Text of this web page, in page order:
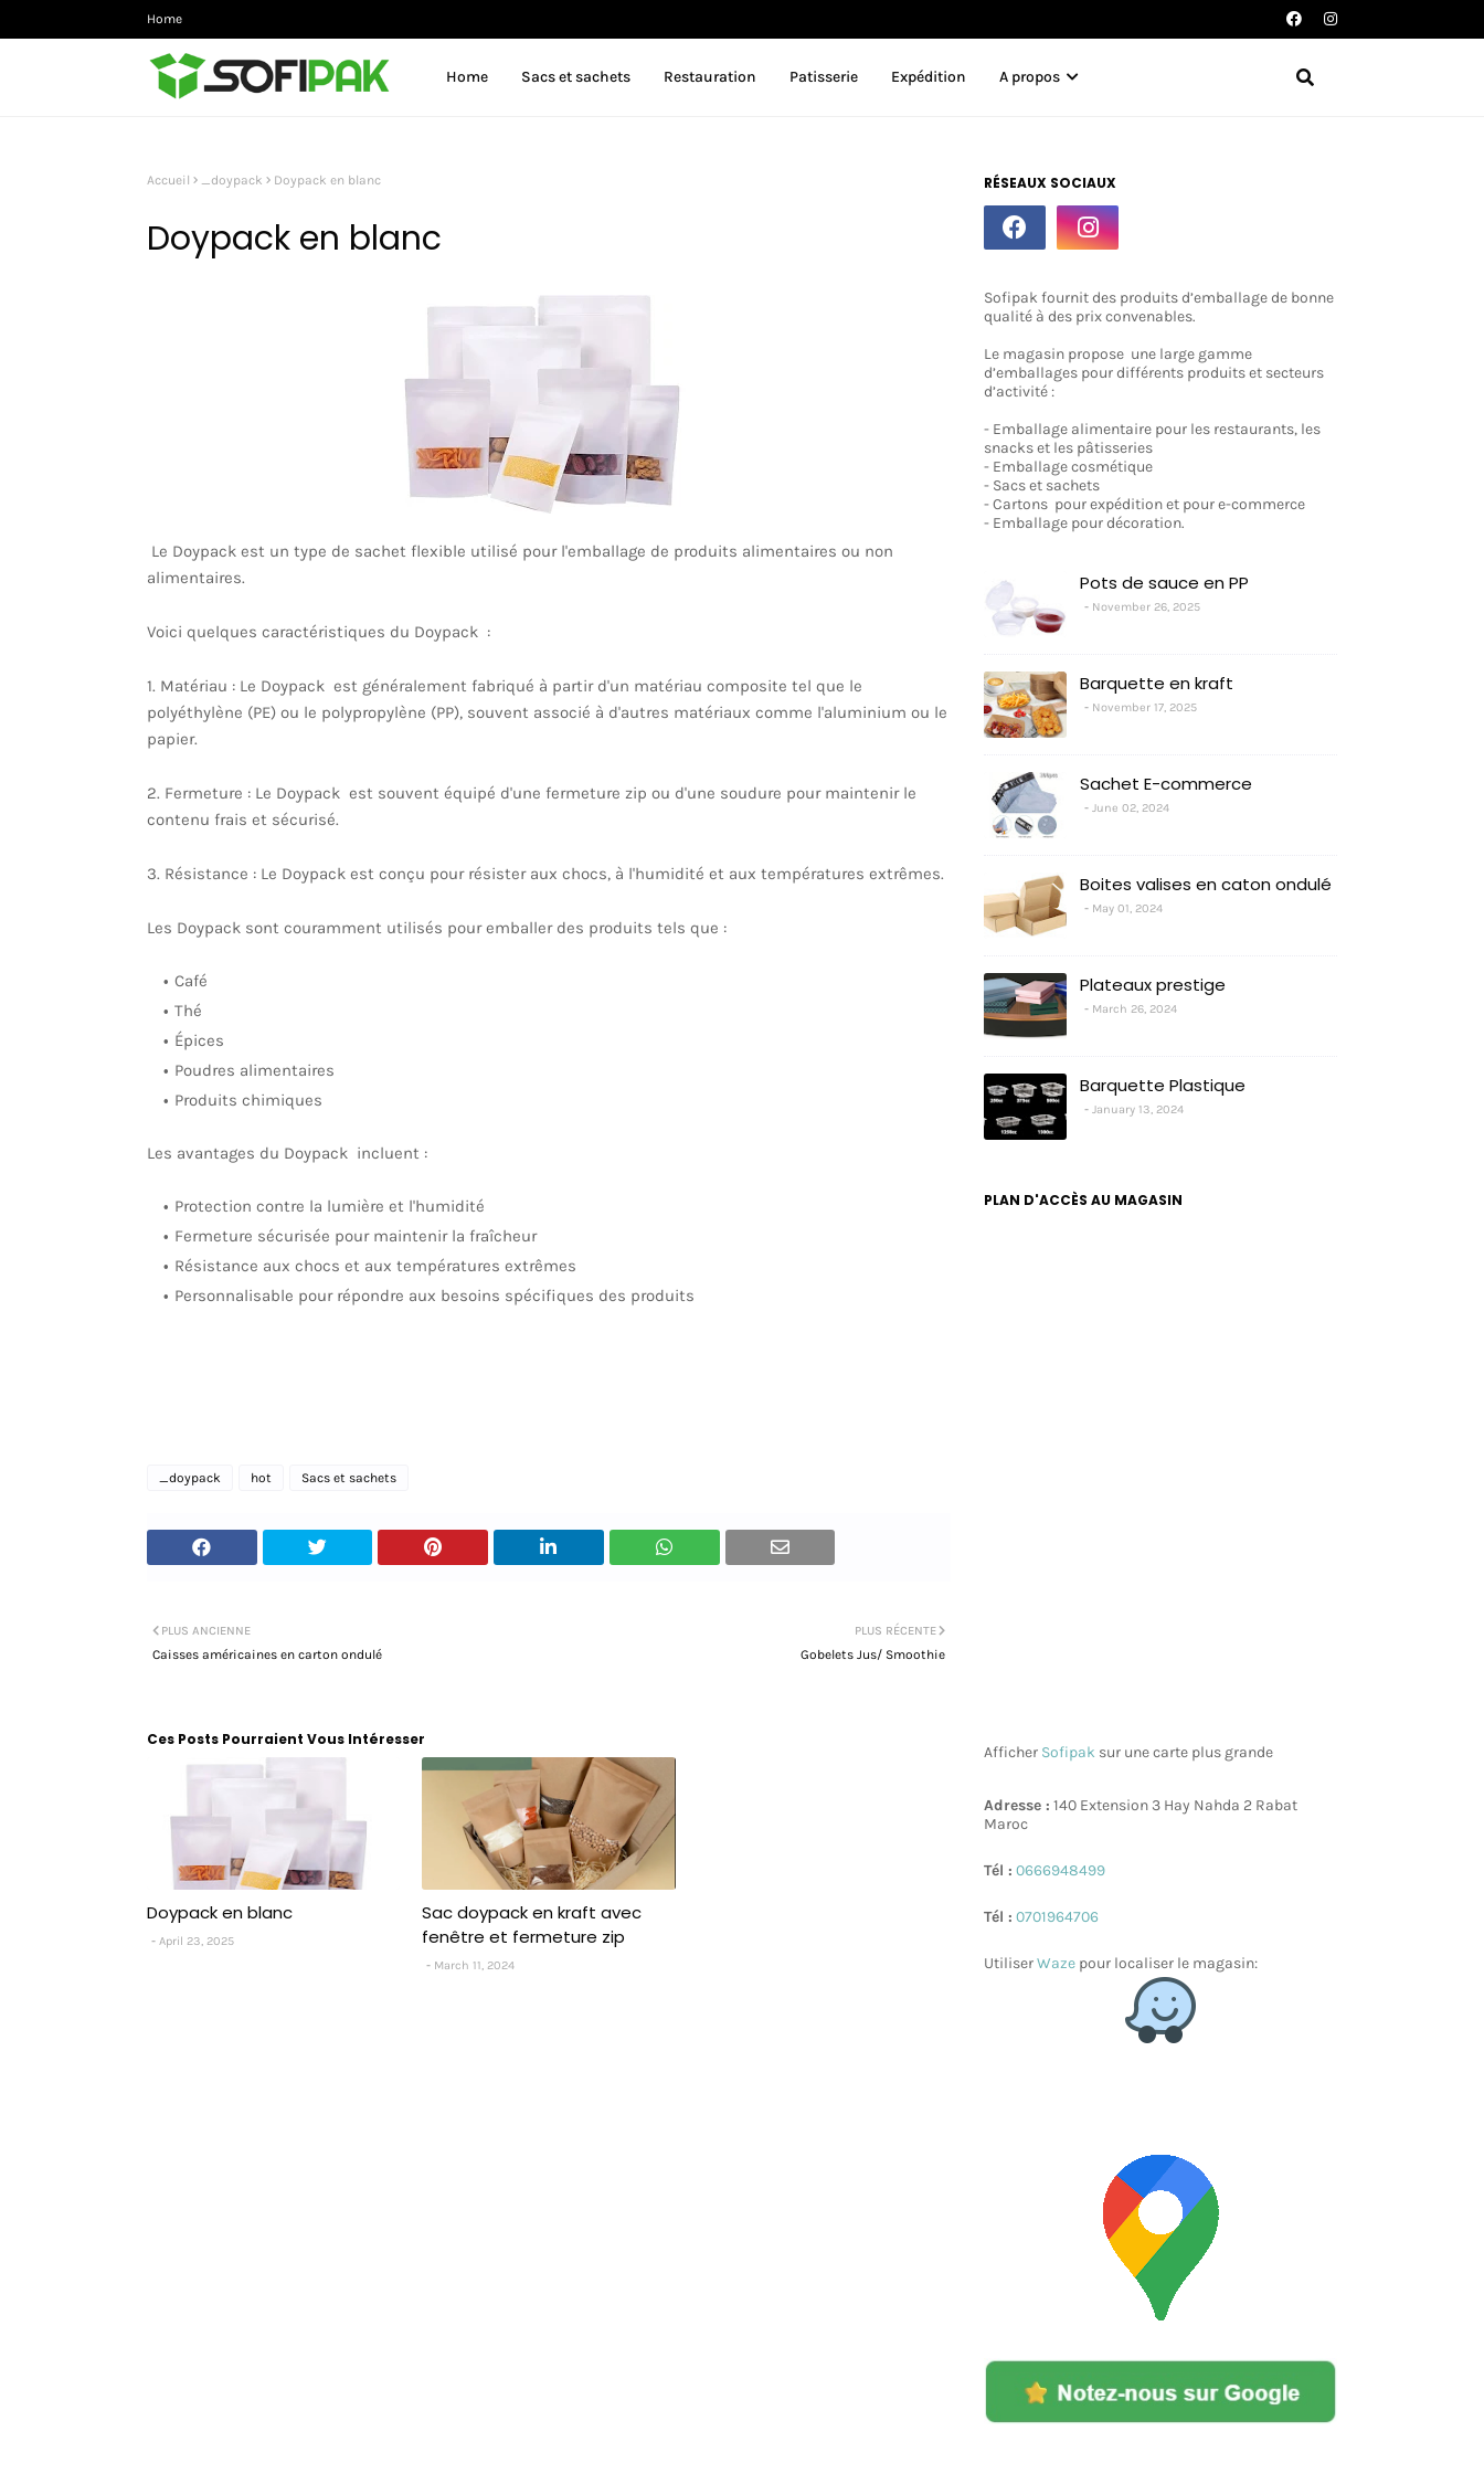
Home
Home Sacs et sachets Restauration Patisserie Expédition A propos
Accueil _doypack Doypack en blanc
Doypack en blanc
Le Doypack est un type de sachet flexible utilisé pour l'emballage de produits alimentaires ou non
alimentaires.
Voici quelques caractéristiques du Doypack :
1. Matériau : Le Doypack est généralement fabriqué à partir d'un matériau composite tel que le
polyéthylène (PE) ou le polypropylène (PP), souvent associé à d'autres matériaux comme l'aluminium ou le
papier.
2. Fermeture : Le Doypack est souvent équipé d'une fermeture zip ou d'une soudure pour maintenir le
contenu frais et sécurisé.
3. Résistance : Le Doypack est conçu pour résister aux chocs, à l'humidité et aux températures extrêmes.
Les Doypack sont couramment utilisés pour emballer des produits tels que :
Café
Thé
Épices
Poudres alimentaires
Produits chimiques
Les avantages du Doypack incluent :
Protection contre la lumière et l'humidité
Fermeture sécurisée pour maintenir la fraîcheur
Résistance aux chocs et aux températures extrêmes
Personnalisable pour répondre aux besoins spécifiques des produits
_doypack hot Sacs et sachets
PLUS RÉCENTE
Gobelets Jus/ Smoothie
PLUS ANCIENNE
Caisses américaines en carton ondulé
Ces Posts Pourraient Vous Intéresser
Doypack en blanc
April 23, 2025
Sac doypack en kraft avec
fenêtre et fermeture zip
March 11, 2024
RÉSEAUX SOCIAUX
Sofipak fournit des produits d’emballage de bonne
qualité à des prix convenables.
Le magasin propose une large gamme
d’emballages pour différents produits et secteurs
d’activité :
- Emballage alimentaire pour les restaurants, les
snacks et les pâtisseries
- Emballage cosmétique
- Sacs et sachets
- Cartons pour expédition et pour e-commerce
- Emballage pour décoration.
Pots de sauce en PP
November 26, 2025
Barquette en kraft
November 17, 2025
Sachet E-commerce
June 02, 2024
Boites valises en caton ondulé
May 01, 2024
Plateaux prestige
March 26, 2024
Barquette Plastique
January 13, 2024
PLAN D'ACCÈS AU MAGASIN
Afficher Sofipak sur une carte plus grande
Adresse : 140 Extension 3 Hay Nahda 2 Rabat
Maroc
Tél : 0666948499
Tél : 0701964706
UtiliserWaze pour localiser le magasin: